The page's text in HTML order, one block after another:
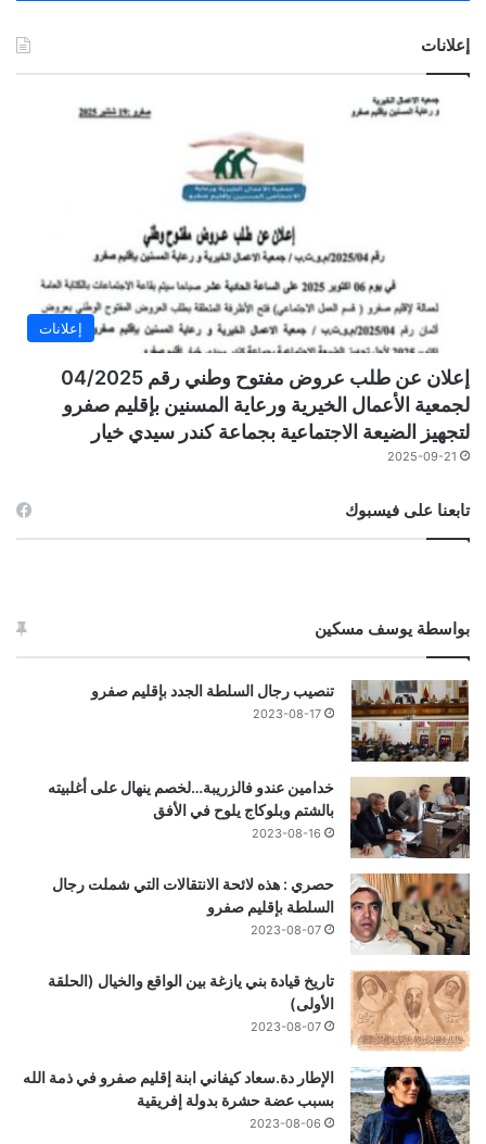
إعلانات
إعلانات
إعلان عن طلب عروض مفتوح وطني رقم 04/2025
لجمعية الأعمال الخيرية ورعاية المسنين بإقليم صفرو
لتجهيز الضيعة الاجتماعية بجماعة كندر سيدي خيار
2025-09-21
تابعنا على فيسبوك
بواسطة يوسف مسكين
تنصيب رجال السلطة الجدد بإقليم صفرو
2023-08-17
خدامين عندو فالزريبة…لخصم ينهال على أغلبيته
بالشتم وبلوكاج يلوح في الأفق
2023-08-16
حصري : هذه لائحة الانتقالات التي شملت رجال
السلطة بإقليم صفرو
2023-08-07
تاريخ قيادة بني يازغة بين الواقع والخيال (الحلقة
الأولى)
2023-08-07
الإطار دة.سعاد كيفاني ابنة إقليم صفرو في ذمة الله
بسبب عضة حشرة بدولة إفريقية
2023-08-06